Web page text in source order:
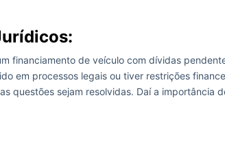
financiamento de veículo com dívidas
em processos legais ou tiver restrições
questões sejam resolvidas. Daí a importância